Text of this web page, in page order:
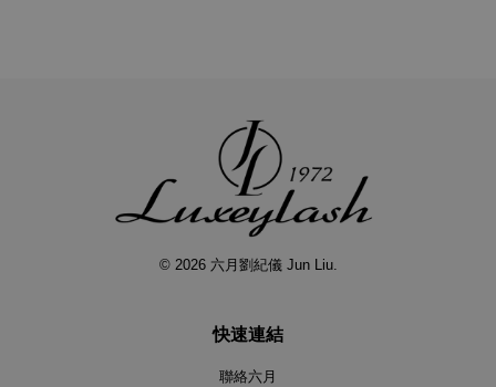
© 2026 六月劉紀儀 Jun Liu.
快速連結
聯絡六月